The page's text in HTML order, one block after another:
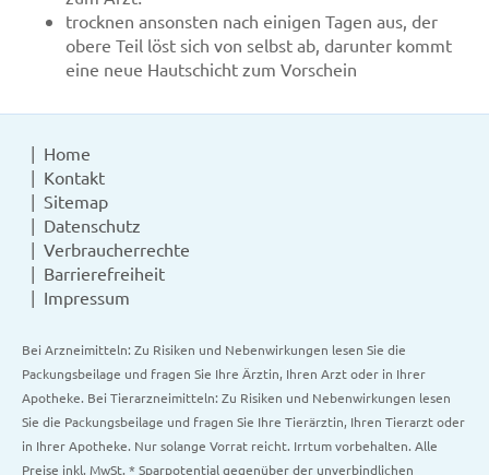
trocknen ansonsten nach einigen Tagen aus, der
obere Teil löst sich von selbst ab, darunter kommt
eine neue Hautschicht zum Vorschein
Home
Kontakt
Sitemap
Datenschutz
Verbraucherrechte
Barrierefreiheit
Impressum
Bei Arzneimitteln: Zu Risiken und Nebenwirkungen lesen Sie die
Packungsbeilage und fragen Sie Ihre Ärztin, Ihren Arzt oder in Ihrer
Apotheke. Bei Tierarzneimitteln: Zu Risiken und Nebenwirkungen lesen
Sie die Packungsbeilage und fragen Sie Ihre Tierärztin, Ihren Tierarzt oder
in Ihrer Apotheke. Nur solange Vorrat reicht. Irrtum vorbehalten. Alle
Preise inkl. MwSt. * Sparpotential gegenüber der unverbindlichen